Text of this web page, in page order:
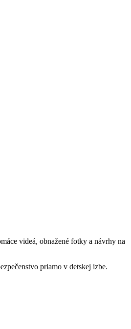
videá, obnažené fotky a návrhy na
priamo v detskej izbe.